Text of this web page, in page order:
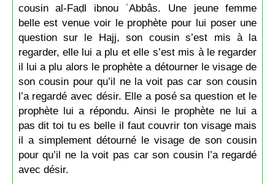
cousin al-Faḍl ibnou ʿAbbâs. Une jeune femme
belle est venue voir le prophète pour lui poser une
question sur le Hajj, son cousin s’est mis à la
regarder, elle lui a plu et elle s’est mis à le regarder
il lui a plu alors le prophète a détourner le visage de
son cousin pour qu’il ne la voit pas car son cousin
l’a regardé avec désir. Elle a posé sa question et le
prophète lui a répondu. Ainsi le prophète ne lui a
pas dit toi tu es belle il faut couvrir ton visage mais
il a simplement détourné le visage de son cousin
pour qu’il ne la voit pas car son cousin l’a regardé
avec désir.